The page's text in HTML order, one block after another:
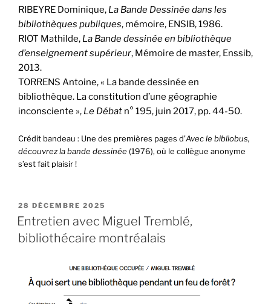
RIBEYRE Dominique, La Bande Dessinée dans les
bibliothèques publiques, mémoire, ENSIB, 1986.
RIOT Mathilde, La Bande dessinée en bibliothèque
d’enseignement supérieur, Mémoire de master, Enssib,
2013.
TORRENS Antoine, « La bande dessinée en
bibliothèque. La constitution d’une géographie
inconsciente », Le Débat n° 195, juin 2017, pp. 44-50.
Crédit bandeau : Une des premières pages d’Avec le bibliobus,
découvrez la bande dessinée (1976), où le collègue anonyme
s’est fait plaisir !
PUBLIÉ
LE
28 DÉCEMBRE 2025
Entretien avec Miguel Tremblé,
bibliothécaire montréalais